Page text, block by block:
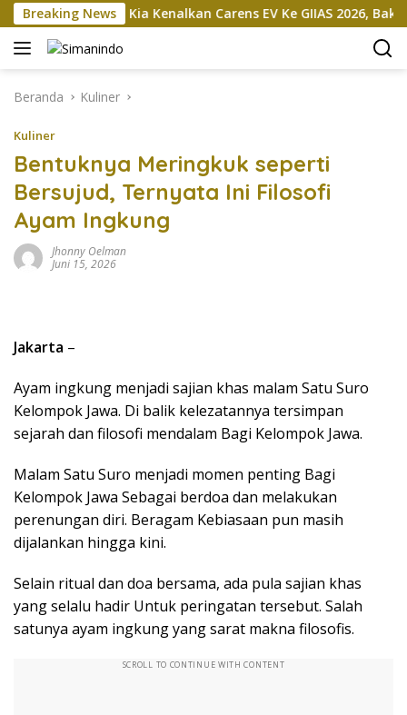
Langsung
ke
konten
Breaking News
Mobil Kia Kenalkan Carens EV Ke GIIAS 2026, Bakal
Beranda Kuliner
Kuliner
Bentuknya Meringkuk seperti
Bersujud, Ternyata Ini Filosofi
Ayam Ingkung
Jhonny Oelman
Juni 15, 2026
Jakarta –
Ayam ingkung menjadi sajian khas malam Satu Suro
Kelompok Jawa. Di balik kelezatannya tersimpan
sejarah dan filosofi mendalam Bagi Kelompok Jawa.
Malam Satu Suro menjadi momen penting Bagi
Kelompok Jawa Sebagai berdoa dan melakukan
perenungan diri. Beragam Kebiasaan pun masih
dijalankan hingga kini.
Selain ritual dan doa bersama, ada pula sajian khas
yang selalu hadir Untuk peringatan tersebut. Salah
satunya ayam ingkung yang sarat makna filosofis.
SCROLL TO CONTINUE WITH CONTENT